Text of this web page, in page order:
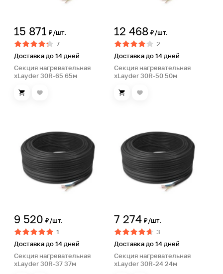
15 871 ₽/шт.
7
Доставка до 14 дней
Секция нагревательная
xLayder 30R-65 65м
12 468 ₽/шт.
2
Доставка до 14 дней
Секция нагревательная
xLayder 30R-50 50м
9 520 ₽/шт.
1
Доставка до 14 дней
Секция нагревательная
xLayder 30R-37 37м
7 274 ₽/шт.
3
Доставка до 14 дней
Секция нагревательная
xLayder 30R-24 24м